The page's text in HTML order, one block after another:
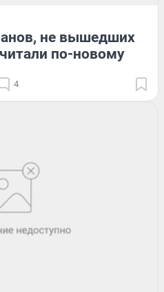
не вышедших
по-новому
4